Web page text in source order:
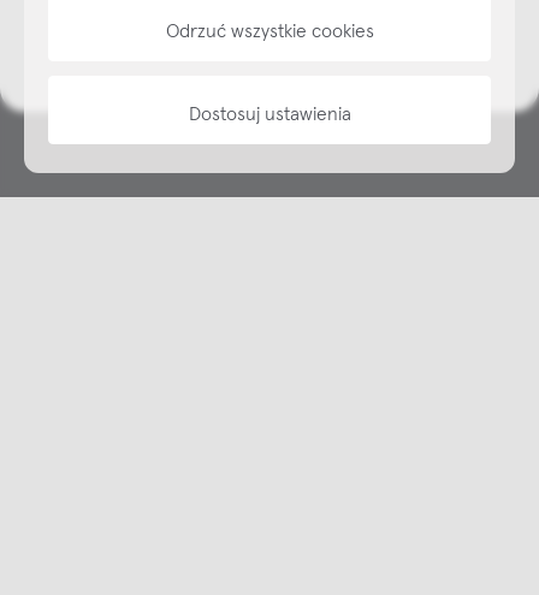
Odrzuć wszystkie cookies
Dostosuj ustawienia